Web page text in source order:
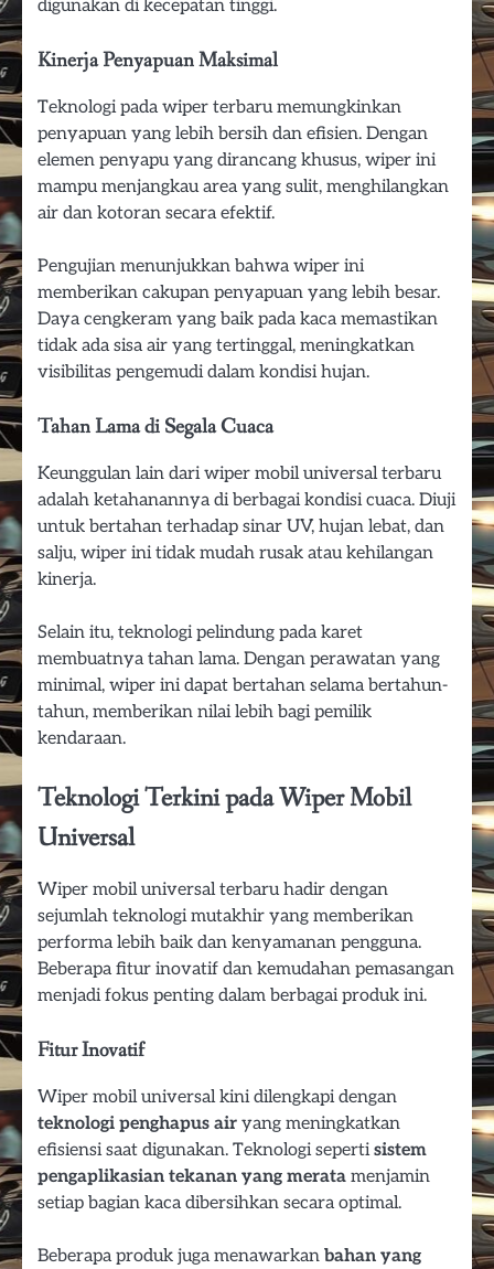
digunakan di kecepatan tinggi.
Kinerja Penyapuan Maksimal
Teknologi pada wiper terbaru memungkinkan
penyapuan yang lebih bersih dan efisien. Dengan
elemen penyapu yang dirancang khusus, wiper ini
mampu menjangkau area yang sulit, menghilangkan
air dan kotoran secara efektif.
Pengujian menunjukkan bahwa wiper ini
memberikan cakupan penyapuan yang lebih besar.
Daya cengkeram yang baik pada kaca memastikan
tidak ada sisa air yang tertinggal, meningkatkan
visibilitas pengemudi dalam kondisi hujan.
Tahan Lama di Segala Cuaca
Keunggulan lain dari wiper mobil universal terbaru
adalah ketahanannya di berbagai kondisi cuaca. Diuji
untuk bertahan terhadap sinar UV, hujan lebat, dan
salju, wiper ini tidak mudah rusak atau kehilangan
kinerja.
Selain itu, teknologi pelindung pada karet
membuatnya tahan lama. Dengan perawatan yang
minimal, wiper ini dapat bertahan selama bertahun-
tahun, memberikan nilai lebih bagi pemilik
kendaraan.
Teknologi Terkini pada Wiper Mobil
Universal
Wiper mobil universal terbaru hadir dengan
sejumlah teknologi mutakhir yang memberikan
performa lebih baik dan kenyamanan pengguna.
Beberapa fitur inovatif dan kemudahan pemasangan
menjadi fokus penting dalam berbagai produk ini.
Fitur Inovatif
Wiper mobil universal kini dilengkapi dengan
teknologi penghapus air yang meningkatkan
efisiensi saat digunakan. Teknologi sepertisistem
pengaplikasian tekanan yang merata menjamin
setiap bagian kaca dibersihkan secara optimal.
Beberapa produk juga menawarkan bahan yang